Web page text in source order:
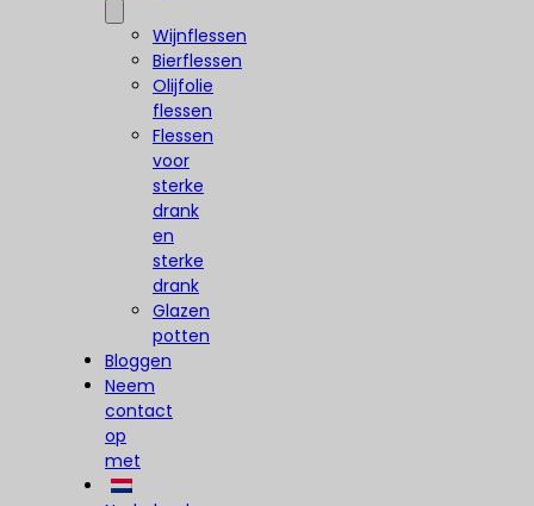
Wijnflessen
Bierflessen
Olijfolie
flessen
Flessen
voor
sterke
drank
en
sterke
drank
Glazen
potten
Bloggen
Neem
contact
op
met